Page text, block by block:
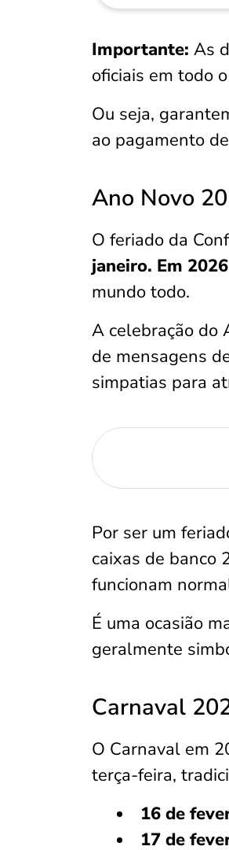
Importante: As
oficiais em todo
Ou seja,
ao pagamento
Ano Novo
O feriado da
janeiro. Em 2026
mundo todo.
A celebração do
de mensagens
simpatias para
Por ser um
caixas de banco
funcionam
É uma ocasião
geralmente
Carnaval
O Carnaval em
terça-feira,
16 de
17 de